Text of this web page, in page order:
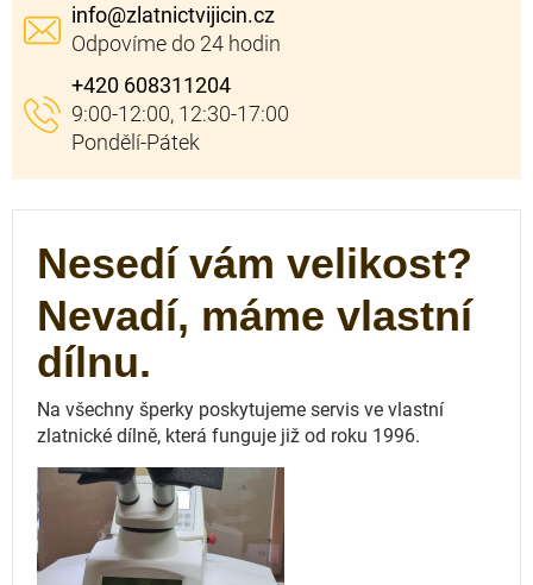
info@zlatnictvijicin.cz
+420 608311204
Nesedí vám velikost?
Nevadí, máme vlastní
dílnu.
Na všechny šperky poskytujeme servis ve vlastní
zlatnické dílně, která funguje již od roku 1996.